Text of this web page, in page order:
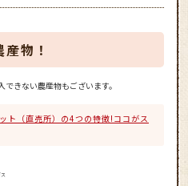
物！
きない農産物もございます。
ト（直売所）の4つの特徴!ココがス